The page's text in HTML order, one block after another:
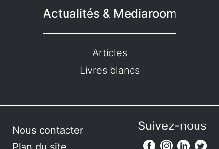
Actualités & Mediaroom
Articles
Livres blancs
Nous contacter
Plan du site
Suivez-nous